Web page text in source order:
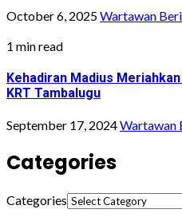
October 6, 2025Wartawan
1 min read
Kehadiran Madius
KRT Tambalugu
September 17, 2024Wartawan
Categories
Categories